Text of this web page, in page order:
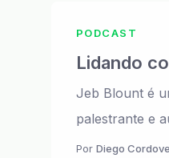
PODCAST
Lidando
Jeb Blount é
palestrante e
Por Diego